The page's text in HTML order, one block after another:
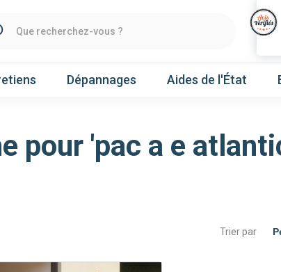
Que recherchez-vous ?
Atlantic
Dépannages Aides de l'État
pour 'pac a e
Trier par